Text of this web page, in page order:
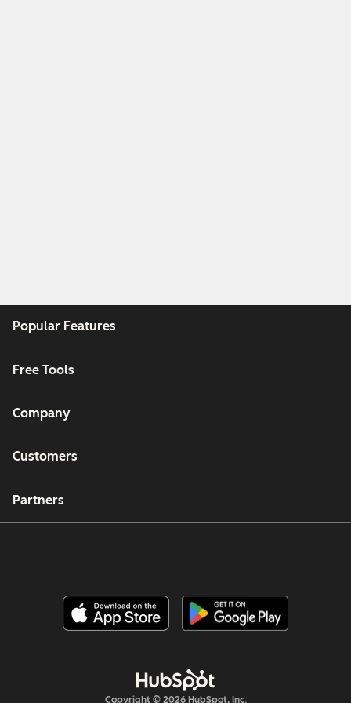
Popular Features
Free Tools
Company
Customers
Partners
Copyright © 2026 HubSpot, Inc.